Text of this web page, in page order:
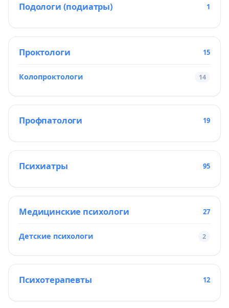
Подологи (подиатры) 1
Проктологи 15
Колопроктологи 14
Профпатологи 19
Психиатры 95
Медицинские психологи 27
Детские психологи 2
Психотерапевты 12